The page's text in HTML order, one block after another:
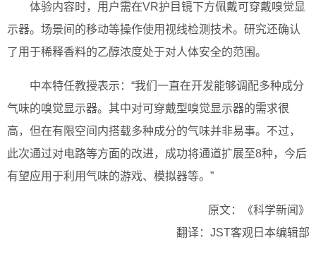
体验内容时，用户需在VR护目镜下方佩戴可穿戴嗅觉显
示器。场景间的移动等操作使用视线检测技术。研究还确认
了用于稀释香料的乙醇浓度处于对人体安全的范围。
中本特任教授表示：“我们一直在开发能够调配多种成分
气味的嗅觉显示器。其中对可穿戴型嗅觉显示器的需求很
高，但在有限空间内搭载多种成分的气味并非易事。不过，
此次通过对电路等方面的改进，成功将通道扩展至8种，今后
有望应用于利用气味的游戏、模拟器等。”
原文：《科学新闻》
翻译：JST客观日本编辑部